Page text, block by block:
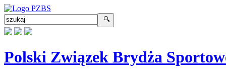
Polski Związek Brydża